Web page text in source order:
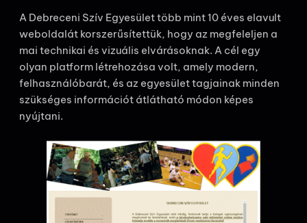
A Debreceni Szív Egyesület több mint 10 éves elavult
weboldalát korszerűsítettük, hogy az megfeleljen a
mai technikai és vizuális elvárásoknak. A cél egy
olyan platform létrehozása volt, amely modern,
felhasználóbarát, és az egyesület tagjainak minden
szükséges információt átlátható módon képes
nyújtani.